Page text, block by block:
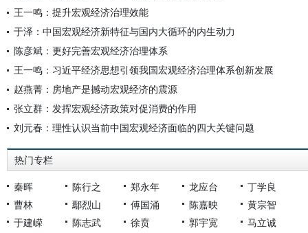
王一鸣：提升宏观经济治理效能
于泽：中国宏观经济新特征与国内大循环的内生动力
陈彦斌：更好完善宏观经济治理体系
王一鸣：习近平经济思想引领我国宏观经济治理体系创新发展
赵燕菁：房地产是撼动宏观经济的震源
张立群：发挥宏观经济政策对促消费的作用
刘元春：理性认识当前中国宏观经济面临的四大关键问题
热门专栏
秦晖 陈行之 郑永年 龙应台
丁学良
曹林
鄢烈山 傅国涌 陈嘉映
黄宗智
于建嵘
陈志武 徐贲 郭宇宽 马立诚